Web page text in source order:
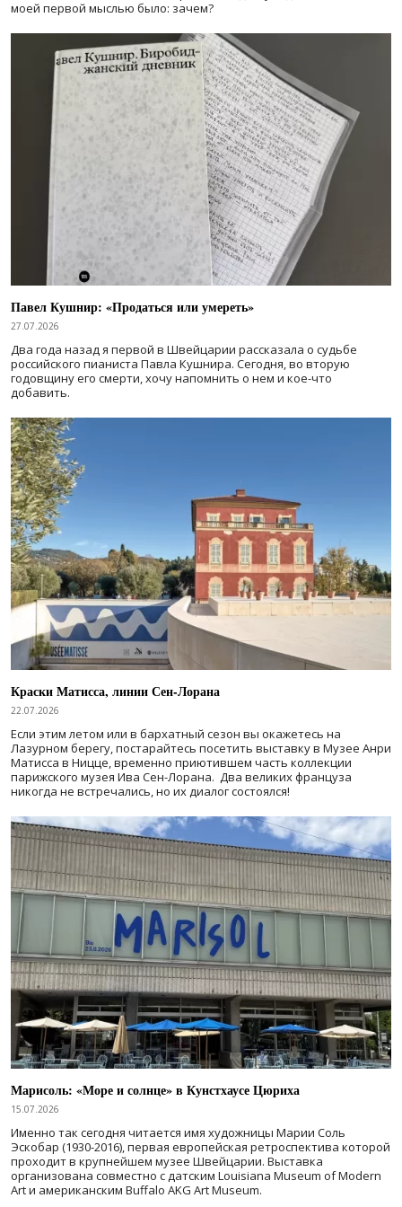
моей первой мыслью было: зачем?
Павел Кушнир: «Продаться или умереть»
27.07.2026
Два года назад я первой в Швейцарии рассказала о судьбе
российского пианиста Павла Кушнира. Сегодня, во вторую
годовщину его смерти, хочу напомнить о нем и кое-что
добавить.
Краски Матисса, линии Сен-Лорана
22.07.2026
Если этим летом или в бархатный сезон вы окажетесь на
Лазурном берегу, постарайтесь посетить выставку в Музее Анри
Матисса в Ницце, временно приютившем часть коллекции
парижского музея Ива Сен-Лорана. Два великих француза
никогда не встречались, но их диалог состоялся!
Марисоль: «Море и солнце» в Кунстхаусе Цюриха
15.07.2026
Именно так сегодня читается имя художницы Марии Соль
Эскобар (1930-2016), первая европейская ретроспектива которой
проходит в крупнейшем музее Швейцарии. Выставка
организована совместно с датским Louisiana Museum of Modern
Art и американским Buffalo AKG Art Museum.